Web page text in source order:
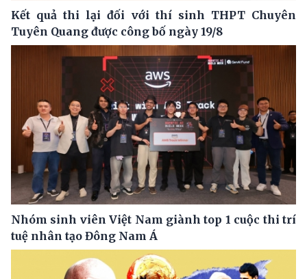
Kết quả thi lại đối với thí sinh THPT Chuyên
Tuyên Quang được công bố ngày 19/8
Nhóm sinh viên Việt Nam giành top 1 cuộc thi trí
tuệ nhân tạo Đông Nam Á